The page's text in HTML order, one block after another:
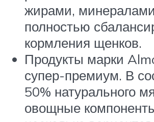
жирами,
полностью
кормления щенков.
Продукты марки
супер-премиум. В
50% натурального
овощные